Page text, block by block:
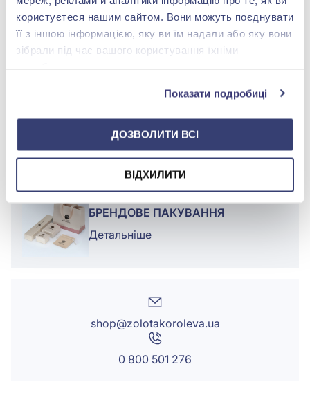
користуєтеся нашим сайтом. Вони можуть поєднувати
її з іншою інформацією, яку ви їм надали або яку вони
зібрали під час вашого користування їхніми
Показати подробиці
ДОЗВОЛИТИ ВСІ
ВІДХИЛИТИ
Вставка: без вставки
Чорніння
БРЕНДОВЕ ПАКУВАННЯ
Детальніше
shop@zolotakoroleva.ua
0 800 501 276